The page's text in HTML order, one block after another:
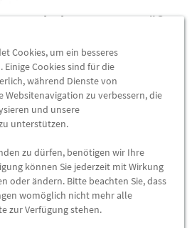
Poloshirt Damen, Größe
energyblau. 100 % Polyester.
dank Coolmax®
zur zusätzlichen Belüftung
Slim Fit. Größen XS-XL.
100,00 €*
ZUM PRODUKT
Cookies, um ein besseres
Cookies sind für die
während Dienste von
zu verbessern, die
und unsere
unterstützen.
zu dürfen, benötigen wir Ihre
können Sie jederzeit mit Wirkung
oder ändern. Bitte beachten Sie, dass
womöglich nicht mehr alle
zur Verfügung stehen.